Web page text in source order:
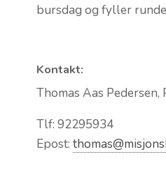
bursdag og fyller
Kontakt:
Thomas Aas Pedersen,
Tlf: 92295934
Epost: